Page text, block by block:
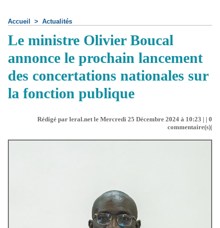
Accueil > Actualités
Le ministre Olivier Boucal
annonce le prochain lancement
des concertations nationales sur
la fonction publique
Rédigé par leral.net le Mercredi 25 Décembre 2024 à 10:23 | | 0
commentaire(s)|